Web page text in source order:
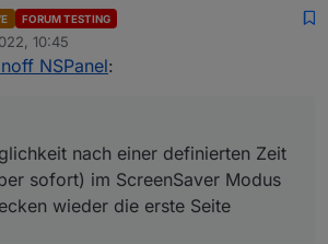
im ScreenSaver Modus nach dem
die erste Seite angezeigt wird?
und Gruss Eppi
FORUM TESTING
10:45
NSPanel:
nach einer definierten Zeit
sofort) im ScreenSaver Modus
wieder die erste Seite